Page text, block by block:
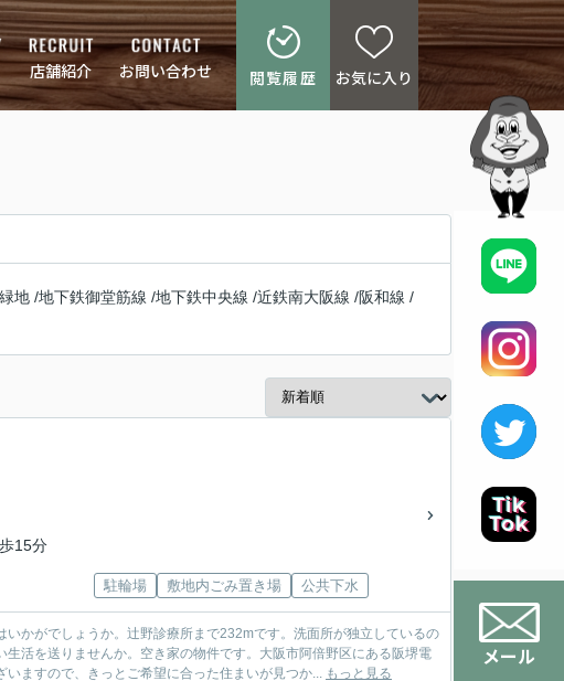
店舗紹介 お問い合わせ 閲覧履歴 お気に入り
メール
地 /地下鉄御堂筋線 /地下鉄中央線 /近鉄南大阪線 /阪和線 /
15分
駐輪場 敷地内ごみ置き場 公共下水
かがでしょうか。辻野診療所まで232mです。洗面所が独立しているの
活を送りませんか。空き家の物件です。大阪市阿倍野区にある阪堺電
ますので、きっとご希望に合った住まいが見つか... もっと見る